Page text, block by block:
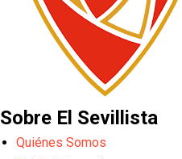
Sobre El Sevillista
Quiénes Somos